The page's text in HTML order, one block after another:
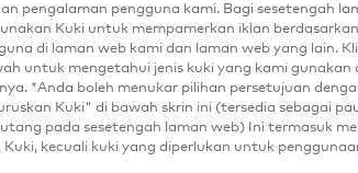
will
be *
pengalaman pengguna kami. Bagi sesetengah
Kuki untuk mempamerkan iklan
di laman web kami dan laman web yang lain.
untuk mengetahui jenis kuki yang kami gunakan
*Anda boleh menukar pilihan persetujuan
Kuki" di bawah skrin ini (tersedia sebagai
pada sesetengah laman web) Ini termasuk
kecuali kuki yang diperlukan untuk